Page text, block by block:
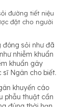
đường tiết niệu
đặt cho người
đóng sỏi như đã
nhiễm khuẩn
khuẩn gây
sĩ Ngân cho biết.
khuyến cáo
phẫu thuật cần